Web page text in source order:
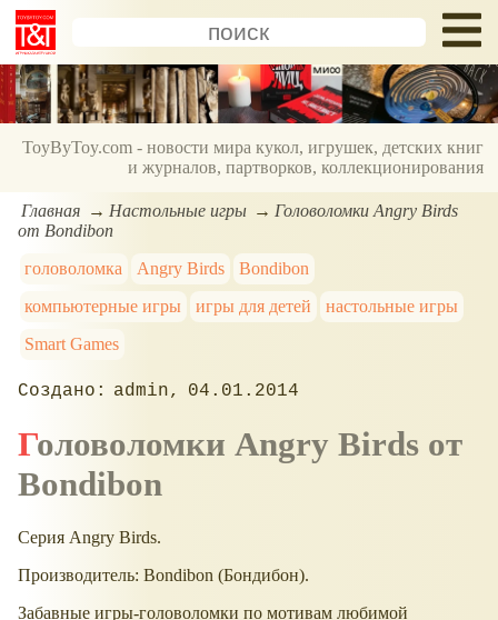
ToyByToy.com - новости мира кукол, игрушек, детских книг
и журналов, партворков, коллекционирования
Главная Настольные игры
Головоломки Angry Birds
от Bondibon
головоломка
Angry Birds
Bondibon
компьютерные игры
игры для детей
настольные игры
Smart Games
admin 04.01.2014
Головоломки Angry Birds от
Bondibon
Серия Angry Birds.
Производитель: Bondibon (Бондибон).
Забавные игры-головоломки по мотивам любимой